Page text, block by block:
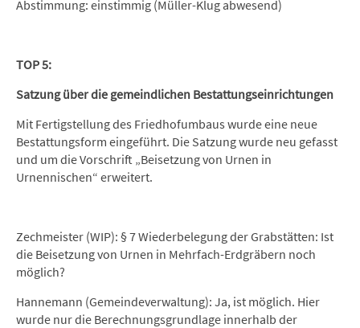
Abstimmung: einstimmig (Müller-Klug abwesend)
TOP 5:
Satzung über die gemeindlichen Bestattungseinrichtungen
Mit Fertigstellung des Friedhofumbaus wurde eine neue
Bestattungsform eingeführt. Die Satzung wurde neu gefasst
und um die Vorschrift „Beisetzung von Urnen in
Urnennischen“ erweitert.
Zechmeister (WIP): § 7 Wiederbelegung der Grabstätten: Ist
die Beisetzung von Urnen in Mehrfach-Erdgräbern noch
möglich?
Hannemann (Gemeindeverwaltung): Ja, ist möglich. Hier
wurde nur die Berechnungsgrundlage innerhalb der